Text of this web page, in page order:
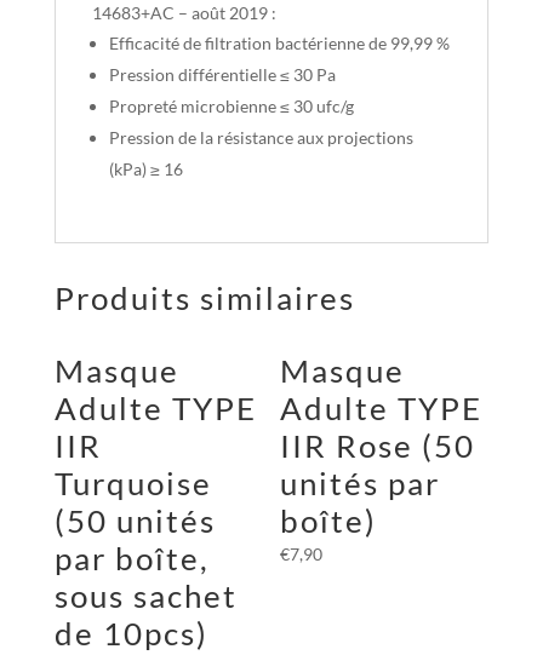
14683+AC – août 2019 :
Efficacité de filtration bactérienne de 99,99 %
Pression différentielle ≤ 30 Pa
Propreté microbienne ≤ 30 ufc/g
Pression de la résistance aux projections
(kPa) ≥ 16
Produits similaires
Masque
Adulte TYPE
IIR
Turquoise
(50 unités
par boîte,
sous sachet
de 10pcs)
Masque
Adulte TYPE
IIR Rose (50
unités par
boîte)
€7,90